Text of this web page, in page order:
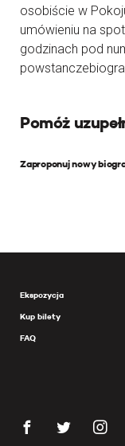
osobiście w
umówieniu na
godzinach pod
Pomóż
Zaproponuj nowy
Ekspozycja
Kup bilety
FAQ